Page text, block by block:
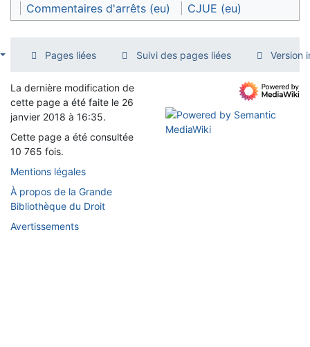
Commentaires d'arrêts (eu)
CJUE (eu)
Pages liées Suivi des pages liées Version
La dernière modification de
cette page a été faite le 26
janvier 2018 à 16:35.
Cette page a été consultée
10 765 fois.
Mentions légales
À propos de la Grande
Bibliothèque du Droit
Avertissements